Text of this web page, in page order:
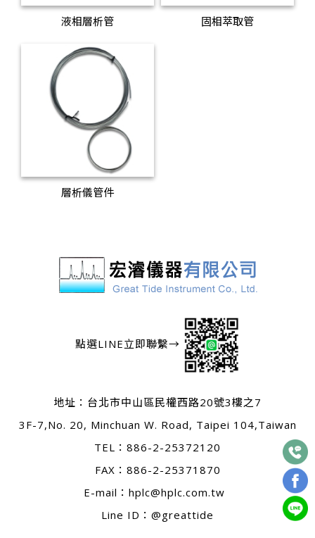
液相層析管 固相萃取管
層析儀管件
點選LINE立即聯繫→
地址： 台北市中山區民權西路20號3樓之7
3F-7,No. 20, Minchuan W. Road, Taipei 104,Taiwan
TEL： 886-2-25372120
FAX：886-2-25371870
E-mail： hplc@hplc.com.tw
Line ID：@greattide